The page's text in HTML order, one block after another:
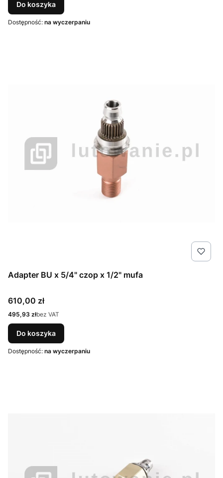
Do koszyka
Dostępność: na wyczerpaniu
Adapter BU x 5/4" czop x 1/2" mufa
Cena
610,00 zł
Cena
495,93 złbez VAT
Do koszyka
Dostępność: na wyczerpaniu